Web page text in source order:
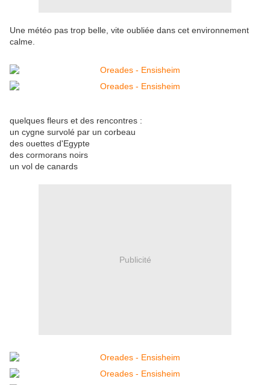
Une météo pas trop belle, vite oubliée dans cet environnement
calme.
quelques fleurs et des rencontres :
un cygne survolé par un corbeau
des ouettes d'Egypte
des cormorans noirs
un vol de canards
Publicité